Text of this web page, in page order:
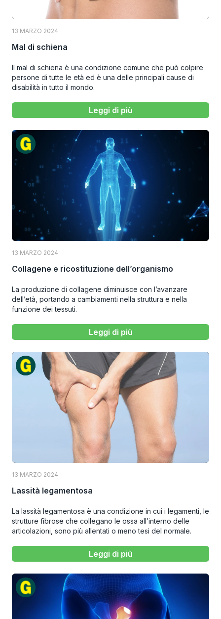
13 MARZO 2024
Mal di schiena
Il mal di schiena è una condizione comune che può colpire
persone di tutte le età ed è una delle principali cause di
disabilità in tutto il mondo.
Leggi di più
13 MARZO 2024
Collagene e ricostituzione dell’organismo
La produzione di collagene diminuisce con l’avanzare
dell’età, portando a cambiamenti nella struttura e nella
funzione dei tessuti.
Leggi di più
13 MARZO 2024
Lassità legamentosa
La lassità legamentosa è una condizione in cui i legamenti, le
strutture fibrose che collegano le ossa all’interno delle
articolazioni, sono più allentati o meno tesi del normale.
Leggi di più